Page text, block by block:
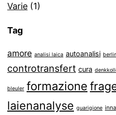
Varie (1)
Tag
amore analisi laica autoanalisi
controtransfert cura
bleuler formazione
laienanalyse guarigione